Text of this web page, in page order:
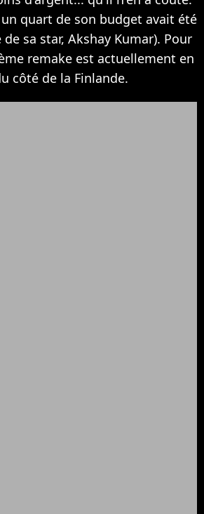
quart de son budget avait été
sa star, Akshay Kumar). Pour
remake est actuellement en
côté de la Finlande.